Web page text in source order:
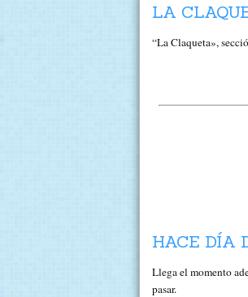
LA
“La Claqueta»,
HACE DÍA
Llega el momento
pasar.